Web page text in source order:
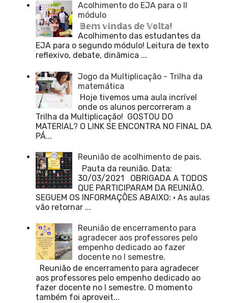
Acolhimento do EJA para o II
módulo
𝔹𝕖𝕞 𝕧𝕚𝕟𝕕𝕒𝕤 𝕕𝕖 𝕍𝕠𝕝𝕥𝕒!
Acolhimento das estudantes da
EJA para o segundo módulo! Leitura de texto
reflexivo, debate, dinâmica ...
Jogo da Multiplicação - Trilha da
matemática
Hoje tivemos uma aula incrível
onde os alunos percorreram a
Trilha da Multiplicação! GOSTOU DO
MATERIAL? O LINK SE ENCONTRA NO FINAL DA
PÁ...
Reunião de acolhimento de pais.
Pauta da reunião. Data:
30/03/2021 OBRIGADA A TODOS
QUE PARTICIPARAM DA REUNIÃO.
SEGUEM OS INFORMAÇÕES ABAIXO: • As aulas
vão retornar ...
Reunião de encerramento para
agradecer aos professores pelo
empenho dedicado ao fazer
docente no I semestre.
Reunião de encerramento para agradecer
aos professores pelo empenho dedicado ao
fazer docente no I semestre. O momento
também foi aproveit...